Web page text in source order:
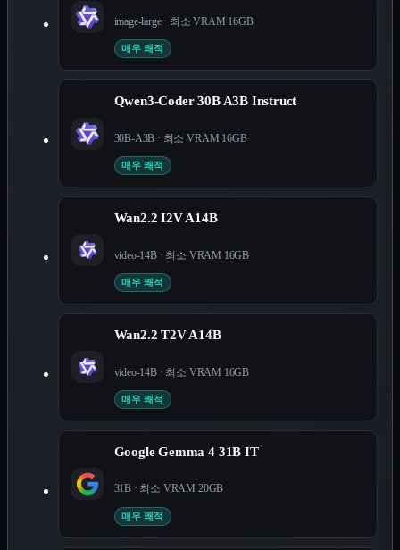
image-large· 최소 VRAM 16GB
매우 쾌적
Qwen3-Coder 30B A3B Instruct
30B-A3B · 최소 VRAM 16GB
매우 쾌적
Wan2.2 I2V A14B
video-14B· 최소 VRAM 16GB
매우 쾌적
Wan2.2 T2V A14B
video-14B· 최소 VRAM 16GB
매우 쾌적
Google Gemma 4 31B IT
31B · 최소 VRAM 20GB
매우 쾌적